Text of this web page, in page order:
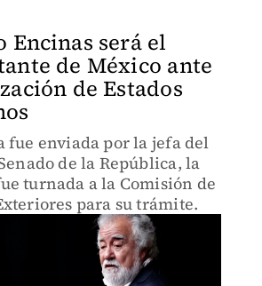
Encinas será el
de México ante
de Estados
fue enviada por la jefa del
de la República, la
turnada a la Comisión de
para su trámite.